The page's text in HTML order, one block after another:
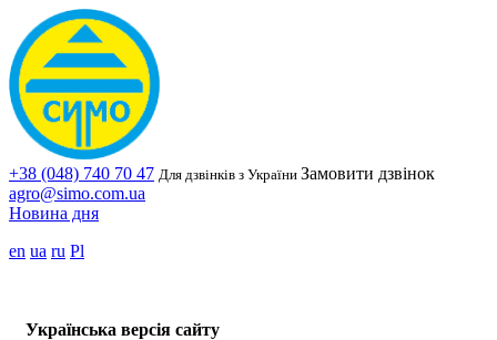
+38 (048) 740 70 47 Для дзвінків з України Замовити дзвінок
agro@simo.com.ua
Новина дня
en ua ru Pl
Українська версія сайту